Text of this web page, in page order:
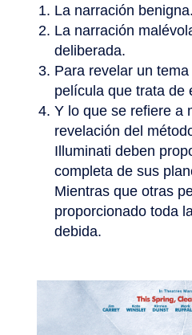
La narración benigna.
La narración
deliberada.
Para revelar un
película que trata de
Y lo que se refiere a
revelación del
Illuminati deben
completa de sus
Mientras que otras
proporcionado toda
debida.